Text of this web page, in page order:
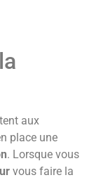
aux
place une
. Lorsque vous
vous faire la